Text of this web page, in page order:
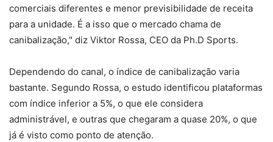
comerciais diferentes e menor previsibilidade de receita
para a unidade. É a isso que o mercado chama de
canibalização," diz Viktor Rossa, CEO da Ph.D Sports.
Dependendo do canal, o índice de canibalização varia
bastante. Segundo Rossa, o estudo identificou plataformas
com índice inferior a 5%, o que ele considera
administrável, e outras que chegaram a quase 20%, o que
já é visto como ponto de atenção.